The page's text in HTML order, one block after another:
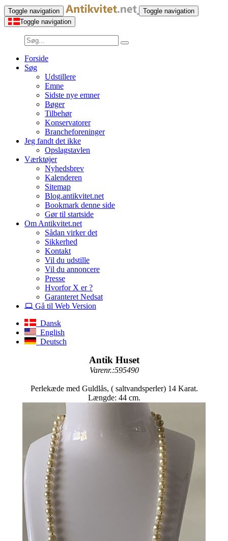
Toggle navigation
Toggle navigation
Toggle navigation
Forside
Søg
Udstillere
Emne
Sidste nye emner
Bøger
Tilbehør
Konservatorer
Brancheforeninger
Jeg fandt det ikke
Opslagstavlen
Værktøjer
Nyhedsbrev
Kalenderen
Sitemap
Blog.antikvitet.net
Bookmark denne side
Gør til startside
Om Antikvitet.net
Sådan virker det
Sikkerhed
Kontakt
Vil du udstille
Vil du annoncere
Presse
Hvorfor X er ?
Garanteret Nedsat
Gå til Web Version
Dansk
English
Deutsch
Antik Huset
Varenr.:595490
Perlekæde med Guldlås, ( saltvandsperler) 14 Karat.
Længde: 44 cm.